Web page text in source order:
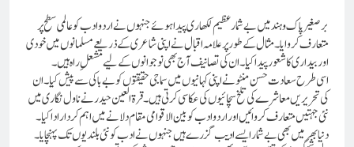
برصغیر پاک و ہند میں بے شمار عظیم لکھاری پیدا ہوئے جنہوں نے اردو ادب کو عالمی سطح پر
متعارف کروایا۔ مثال کے طور پر علامہ اقبال نے اپنی شاعری کے ذریعے مسلمانوں میں خودی
اور بیداری کا شعور پیدا کیا۔ ان کی تصانیف آج بھی نوجوانوں کے لیے مشعلِ راہ ہیں۔
اسی طرح سعادت حسن منٹو نے اپنی کہانیوں میں سماجی حقیقتوں کو بے باکی سے پیش کیا۔ ان
کی تحریریں معاشرے کی تلخ سچائیوں کی عکاسی کرتی ہیں۔ قرۃ العین حیدر نے ناول نگاری میں
نئی جہتیں متعارف کروائیں اور اردو ادب کو بین الاقوامی مقام دلانے میں اہم کردار ادا کیا۔
دنیا بھر میں بھی بے شمار ایسے ادیب گزرے ہیں جنہوں نے ادب کو نئی بلندیوں تک پہنچایا۔